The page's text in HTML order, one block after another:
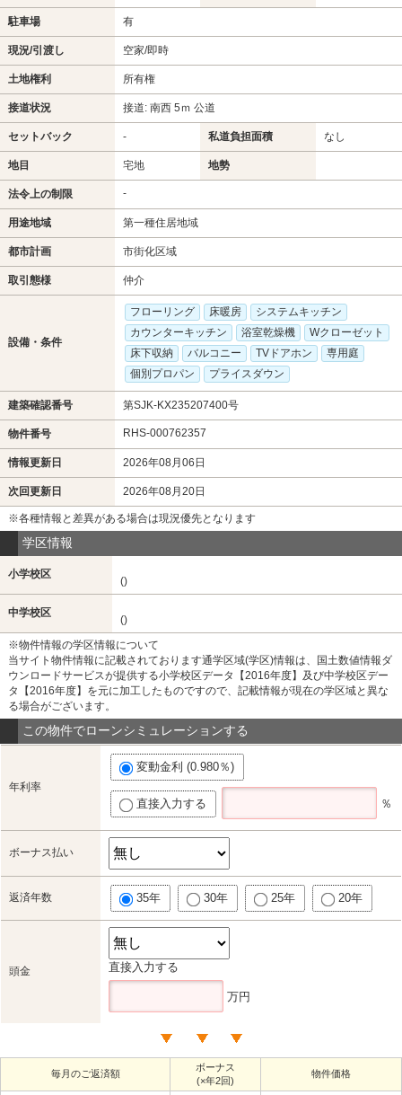
駐車場 有
現況/引渡し 空家/即時
土地権利 所有権
接道状況 接道: 南西 5ｍ 公道
セットバック - 私道負担面積 なし
地目 宅地 地勢
法令上の制限 -
用途地域 第一種住居地域
都市計画 市街化区域
取引態様 仲介
設備・条件
フローリング 床暖房
システムキッチン
カウンターキッチン
浴室乾燥機
Wクローゼット
床下収納
バルコニー TVドアホン
専用庭
個別プロパン
プライスダウン
建築確認番号 第SJK-KX235207400号
物件番号 RHS-000762357
情報更新日 2026年08月06日
次回更新日 2026年08月20日
※各種情報と差異がある場合は現況優先となります
学区情報
小学校区
()
中学校区
()
※物件情報の学区情報について
当サイト物件情報に記載されております通学区域(学区)情報は、国土数値情報ダ
ウンロードサービスが提供する小学校区データ【2016年度】及び中学校区デー
タ【2016年度】を元に加工したものですので、記載情報が現在の学区域と異な
る場合がございます。
この物件でローンシミュレーションする
年利率
変動金利 (0.980％)
直接入力する ％
ボーナス払い
返済年数 35年 30年 25年 20年
頭金 直接入力する
万円
毎月のご返済額
ボーナス
(×年2回)
物件価格